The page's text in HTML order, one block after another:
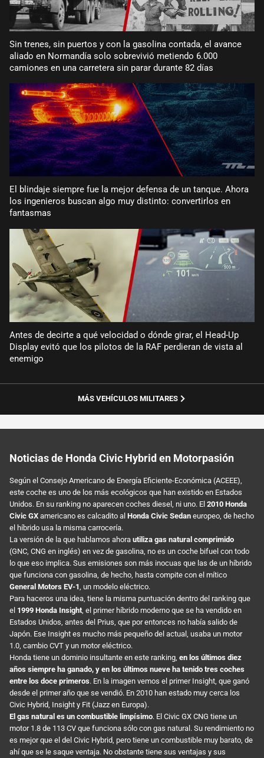
Sin trenes, sin puertos y con la gasolina contada, el avance
aliado en Normandía solo sobrevivió metiendo 6.000
camiones en una carretera sin parar durante 82 días
El blindaje siempre fue la mejor defensa de un tanque. Ahora
los ingenieros buscan algo muy distinto: convertirlos en
fantasmas
Antes de decirte a qué velocidad o dónde girar, el Head-Up
Display evitó que los pilotos de la RAF perdieran de vista al
enemigo
MÁS VEHÍCULOS MILITARES
Noticias de Honda Civic Hybrid en Motorpasión
Según el Consejo Americano de Energía Eficiente-Económica (ACEEE),
este coche es uno de los más ecológicos que han existido en Estados
Unidos. En su ranking no aparecen coches diesel, ni uno. El 2010 Honda
Civic GX americano es calcadito al Honda Civic Sedan europeo, de hecho
el híbrido usa la misma carrocería.
La versión de la que hablamos ahora utiliza gas natural comprimido
(GNC, CNG en inglés) en vez de gasolina, no es un coche bifuel con todo
lo que eso implica. Sus emisiones son más inocuas que las de un híbrido
que funciona con gasolina, de hecho, hasta compite con el mítico
General Motors EV-1 , un modelo eléctrico.
Para haceros una idea, tiene la misma puntuación dentro del ranking que
el 1999 Honda Insight , el primer híbrido moderno que se ha vendido en
Estados Unidos, antes del Prius, que por entonces no había salido de
Japón. Ese Insight es mucho más pequeño del actual, usaba un motor
1.0, cambio CVT y un motor eléctrico.
Honda tiene un dominio insultante en este ranking, en los últimos diez
años siempre ha ganado, y en los últimos nueve ha tenido tres coches
entre los doce primeros. En la imagen vemos el primer Insight, que ganó
desde el primer año que se vendió. En 2010 han estado muy cerca los
Civic Hybrid, Insight y Fit (Jazz en Europa).
El gas natural es un combustible limpísimo. El Civic GX CNG tiene un
motor 1.8 de 113 CV que funciona sólo con gas natural. Su rendimiento no
es mejor que el del Civic Hybrid, pero tiene un combustible muy barato, de
ahí que se le saque ventaja. No obstante tiene sus ventajas y sus